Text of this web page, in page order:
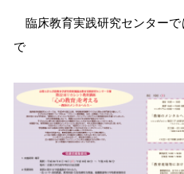
臨床教育実践研究センター
で